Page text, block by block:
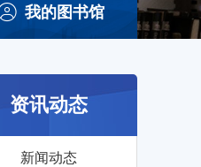
我的图书馆
资讯动态
新闻动态